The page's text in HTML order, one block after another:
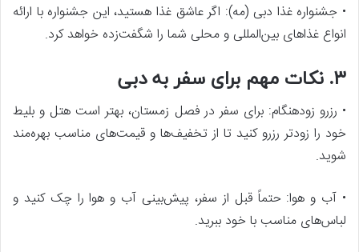
• جشنواره غذا دبی (مه): اگر عاشق غذا هستید، این جشنواره با ارائه
انواع غذاهای بین‌المللی و محلی شما را شگفت‌زده خواهد کرد.
۳. نکات مهم برای سفر به دبی
• رزرو زودهنگام: برای سفر در فصل زمستان، بهتر است هتل و بلیط
خود را زودتر رزرو کنید تا از تخفیف‌ها و قیمت‌های مناسب بهره‌مند
شوید.
• آب و هوا: حتماً قبل از سفر، پیش‌بینی آب و هوا را چک کنید و
لباس‌های مناسب با خود ببرید.